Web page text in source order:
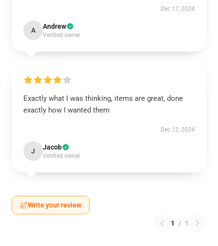
Dec 17, 2024
A Andrew
Verified owner
Exactly what I was thinking, items are great, done
exactly how I wanted them
Dec 12, 2024
J Jacob
Verified owner
Write your review
1 / 1